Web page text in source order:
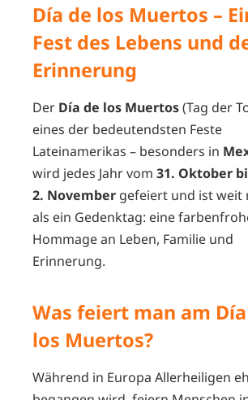
Día de los Muertos –
Fest des Lebens und
Erinnerung
Der Día de los Muertos(Tag der
eines der bedeutendsten Feste
Lateinamerikas – besonders in
wird jedes Jahr vom 31. Oktober
2. November gefeiert und ist weit
als ein Gedenktag: eine
Hommage an Leben, Familie und
Erinnerung.
Was feiert man am
los Muertos?
Während in Europa Allerheiligen